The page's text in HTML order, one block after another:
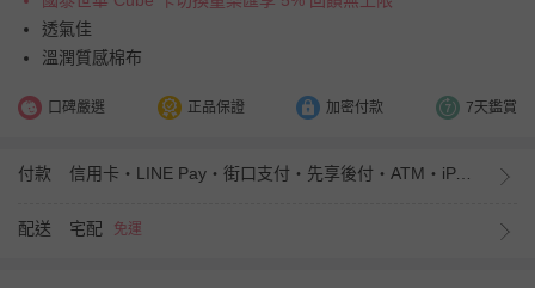
透氣佳
溫潤質感棉布
口碑嚴選 正品保證 加密付款 7天鑑賞
付款 信用卡・LINE Pay・街口支付・先享後付・ATM・iPASS MONEY
配送 宅配 免運